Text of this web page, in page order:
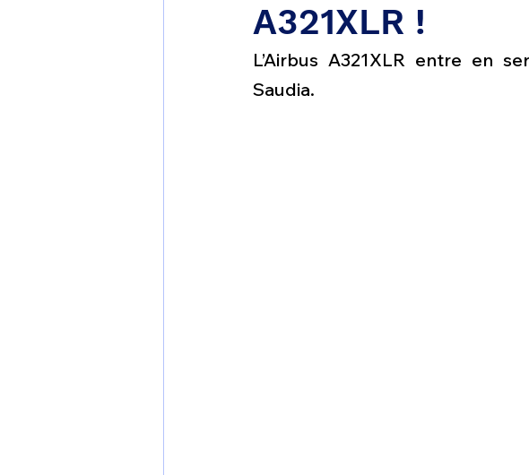
Patrimoine aéronautique Avionique &
1 er avril Motorisation
A321XLR !
L’Airbus A321XLR entre en
Saudia.